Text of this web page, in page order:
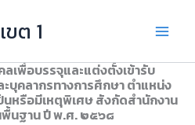
ต 1
เพื่อบรรจุและแต่งตั้งเข้ารับ
ะบุคลากรทางการศึกษา ตำแหน่ง
หรือมีเหตุพิเศษ สังกัดสำนักงาน
นฐาน ปี พ.ศ. ๒๕๖๘